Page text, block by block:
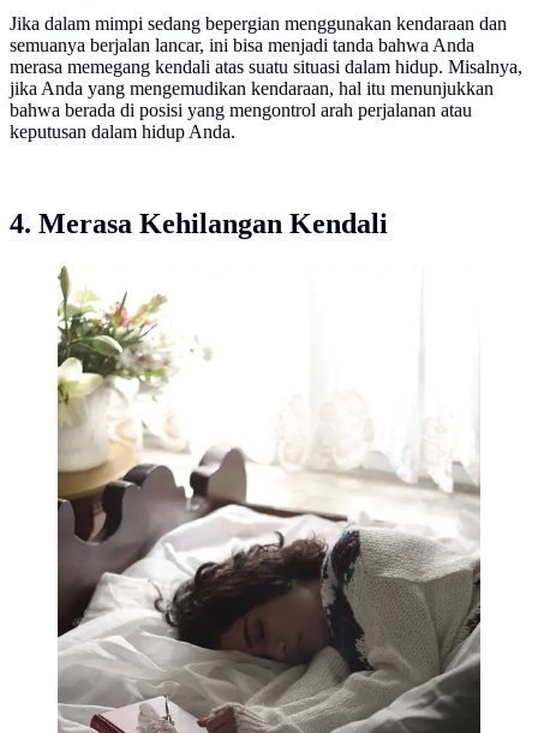
Jika dalam mimpi sedang bepergian menggunakan kendaraan dan
semuanya berjalan lancar, ini bisa menjadi tanda bahwa Anda
merasa memegang kendali atas suatu situasi dalam hidup. Misalnya,
jika Anda yang mengemudikan kendaraan, hal itu menunjukkan
bahwa berada di posisi yang mengontrol arah perjalanan atau
keputusan dalam hidup Anda.
4. Merasa Kehilangan Kendali
ilustrasi mimpi | unsplash.com/@zohre_nemati